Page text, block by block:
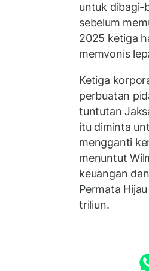
untuk dibagi-
sebelum
2025 ketiga
memvonis
Ketiga
perbuatan
tuntutan
itu diminta
mengganti
menuntut
keuangan
Permata
triliun.